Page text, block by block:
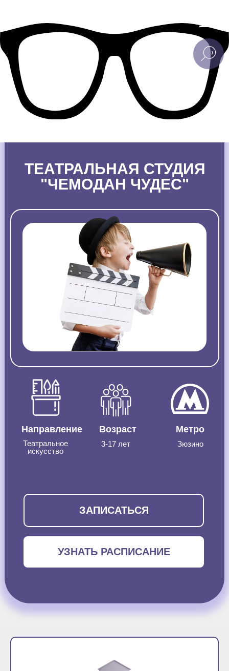
ТЕАТРАЛЬНАЯ СТУДИЯ
"ЧЕМОДАН ЧУДЕС"
Направление
Театральное
искусство
Возраст
3-17 лет
Метро
Зюзино
УЗНАТЬ РАСПИСАНИЕ
ЗАПИСАТЬСЯ